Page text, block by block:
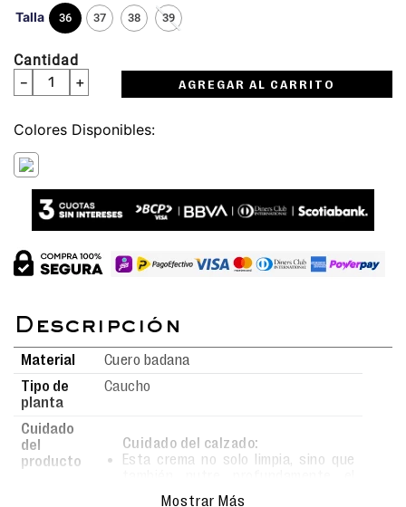
Talla 36 37 38 39
Cantidad
＋
－ AGREGAR AL CARRITO
Colores
Material
Cuero badana
Tipo de
planta
Caucho
Cuidado
del
producto
Cuidado del calzado:
Esta crema no solo limpia, sino que
material.
Mostrar Más